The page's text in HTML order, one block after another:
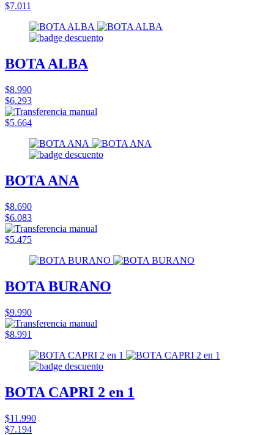
$7.011
BOTA ALBA
$8.990
$6.293
$5.664
BOTA ANA
$8.690
$6.083
$5.475
BOTA BURANO
$9.990
$8.991
BOTA CAPRI 2 en 1
$11.990
$7.194